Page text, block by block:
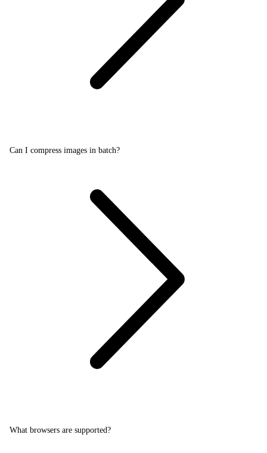
Can I compress images in batch?
What browsers are supported?